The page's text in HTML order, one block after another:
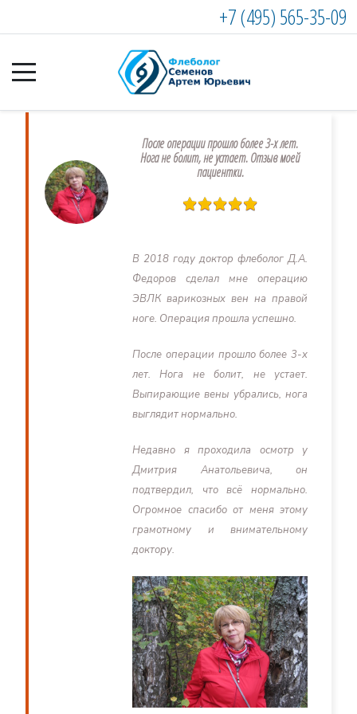
+7 (495) 565-35-09
После операции прошло более 3-х лет.
Нога не болит, не устает. Отзыв моей
пациентки.
В 2018 году доктор флеболог Д.А.
Федоров сделал мне операцию
ЭВЛК варикозных вен на правой
ноге. Операция прошла успешно.
После операции прошло более 3-х
лет. Нога не болит, не устает.
Выпирающие вены убрались, нога
выглядит нормально.
Недавно я проходила осмотр у
Дмитрия Анатольевича, он
подтвердил, что всё нормально.
Огромное спасибо от меня этому
грамотному и внимательному
доктору.